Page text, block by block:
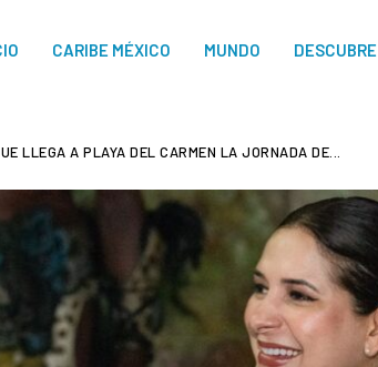
CARIBE MÉXICO MUNDO DESCUBRE
LLEGA A PLAYA DEL CARMEN LA JORNADA DE...